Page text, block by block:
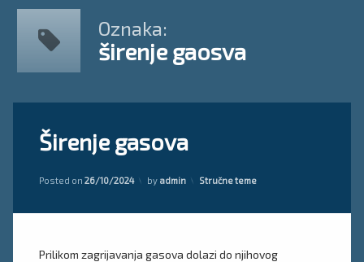
Oznaka:
širenje gaosva
Širenje gasova
Posted on 26/10/2024 by admin Kategorije:
Stručne teme
Prilikom zagrijavanja gasova dolazi do njihovog
širenje
gaosva
termodinamika
komentar
on
gasova